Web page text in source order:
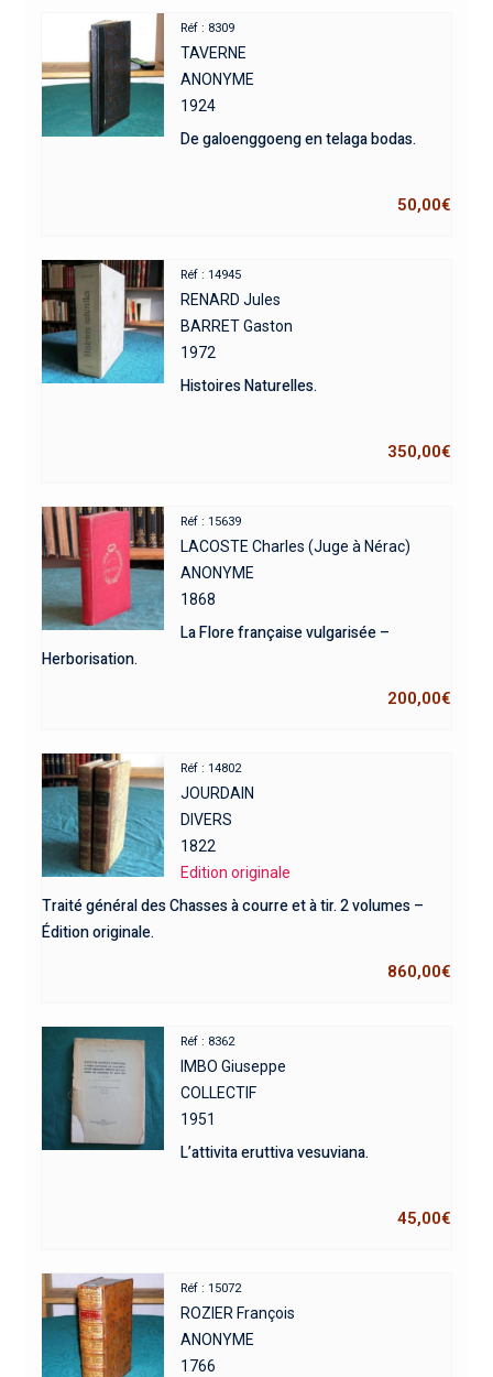
Réf : 8309
TAVERNE
ANONYME
1924
De galoenggoeng en telaga bodas.
50,00€
Réf : 14945
RENARD Jules
BARRET Gaston
1972
Histoires Naturelles.
350,00€
Réf : 15639
LACOSTE Charles (Juge à Nérac)
ANONYME
1868
La Flore française vulgarisée –
Herborisation.
200,00€
Réf : 14802
JOURDAIN
DIVERS
1822
Edition originale
Traité général des Chasses à courre et à tir. 2 volumes –
Édition originale.
860,00€
Réf : 8362
IMBO Giuseppe
COLLECTIF
1951
L’attivita eruttiva vesuviana.
45,00€
Réf : 15072
ROZIER François
ANONYME
1766